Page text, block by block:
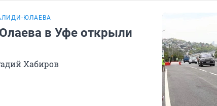
ЮЛАЕВА
в Уфе открыли
Хабиров